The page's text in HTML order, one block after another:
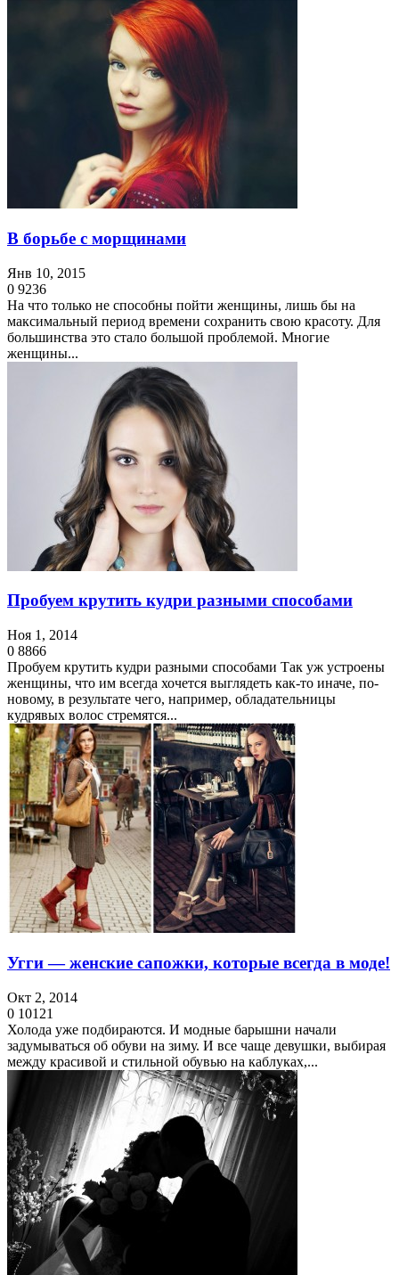
В борьбе с морщинами
Янв 10, 2015
0 9236
На что только не способны пойти женщины, лишь бы на
максимальный период времени сохранить свою красоту. Для
большинства это стало большой проблемой. Многие
женщины...
Пробуем крутить кудри разными способами
Ноя 1, 2014
0 8866
Пробуем крутить кудри разными способами Так уж устроены
женщины, что им всегда хочется выглядеть как-то иначе, по-
новому, в результате чего, например, обладательницы
кудрявых волос стремятся...
Угги — женские сапожки, которые всегда в моде!
Окт 2, 2014
0 10121
Холода уже подбираются. И модные барышни начали
задумываться об обуви на зиму. И все чаще девушки, выбирая
между красивой и стильной обувью на каблуках,...